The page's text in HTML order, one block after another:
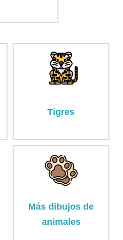
Tigres
Más dibujos de
animales